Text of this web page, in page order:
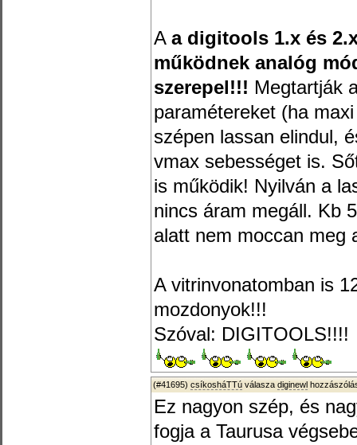
A a digitools 1.x és
működnek analóg
szerepel!!! Megtartják
paramétereket (ha
szépen lassan elindul,
vmax sebességet is.
is működik! Nyilván a
nincs áram megáll. Kb
alatt nem moccan meg
A vitrinvonatomban is
mozdonyok!!!
Szóval: DIGITOOLS!!!!
(#41695) csíkosháTTú válasza diginewl
Ez nagyon szép, és
fogja a Taurusa